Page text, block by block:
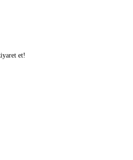
et!